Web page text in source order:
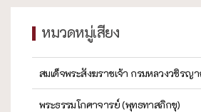
หมวดหมู่เสียง
สมเด็จพระสังฆราชเจ้า กรมหลวงวชิรญ
พระธรรมโกศาจารย์ (พุทธทาสภิกขุ)